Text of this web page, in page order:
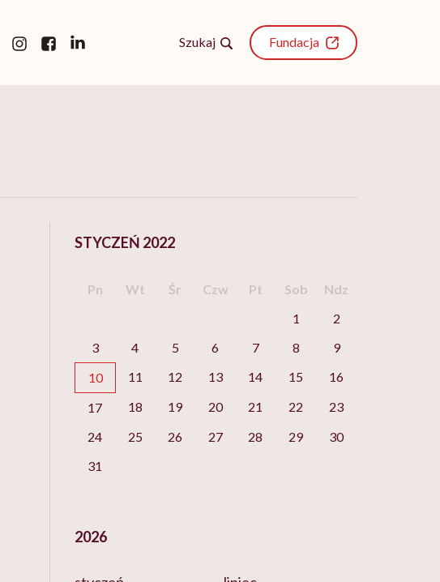
Szukaj Fundacja
STYCZEŃ 2022
Pn Wt Śr Czw Pt Sob
Ndz
1
2
3
4 5 6 7 8
9
10
11 12 13 14 15
16
17
18 19 20 21 22
23
24
25 26 27 28 29
30
31
2026